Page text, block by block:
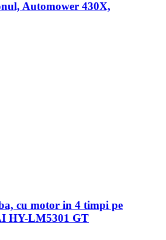
Automower 430X,
cu motor in 4 timpi pe
HY-LM5301 GT